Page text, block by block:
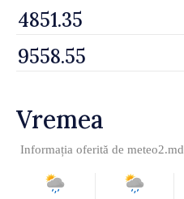
Vremea
Informația oferită de meteo2.md